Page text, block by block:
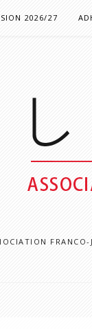
2026/27